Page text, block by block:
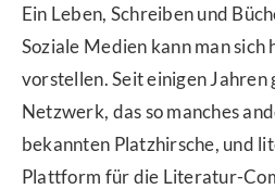
Ein Leben, Schreiben und
Soziale Medien kann man sich
vorstellen. Seit einigen Jahren
Netzwerk, das so manches
bekannten Platzhirsche, und
Plattform für die Literatur-